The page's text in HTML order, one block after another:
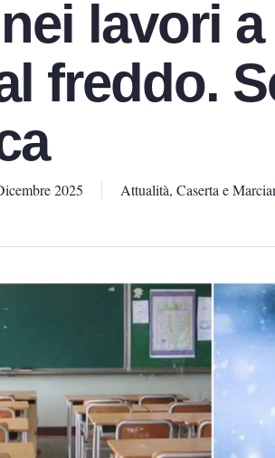
lavori
freddo.
2025 Attualità, Caserta e